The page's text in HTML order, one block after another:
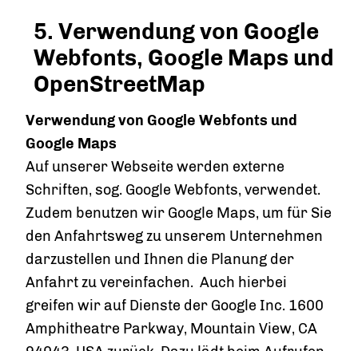
5. Verwendung von Google
Webfonts, Google Maps und
OpenStreetMap
Verwendung von Google Webfonts und
Google Maps
Auf unserer Webseite werden externe
Schriften, sog. Google Webfonts, verwendet.
Zudem benutzen wir Google Maps, um für Sie
den Anfahrtsweg zu unserem Unternehmen
darzustellen und Ihnen die Planung der
Anfahrt zu vereinfachen. Auch hierbei
greifen wir auf Dienste der Google Inc. 1600
Amphitheatre Parkway, Mountain View, CA